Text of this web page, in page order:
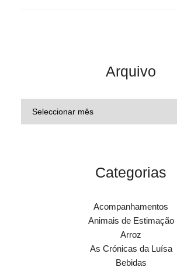
Arquivo
Categorias
Acompanhamentos
Animais de Estimação
Arroz
As Crónicas da Luísa
Bebidas